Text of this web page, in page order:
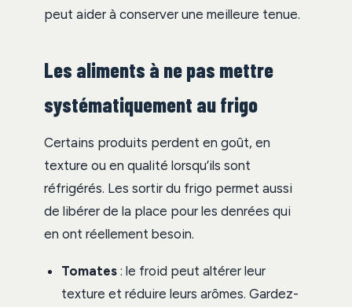
peut aider à conserver une meilleure tenue.
Les aliments à ne pas mettre
systématiquement au frigo
Certains produits perdent en goût, en
texture ou en qualité lorsqu’ils sont
réfrigérés. Les sortir du frigo permet aussi
de libérer de la place pour les denrées qui
en ont réellement besoin.
Tomates : le froid peut altérer leur
texture et réduire leurs arômes. Gardez-